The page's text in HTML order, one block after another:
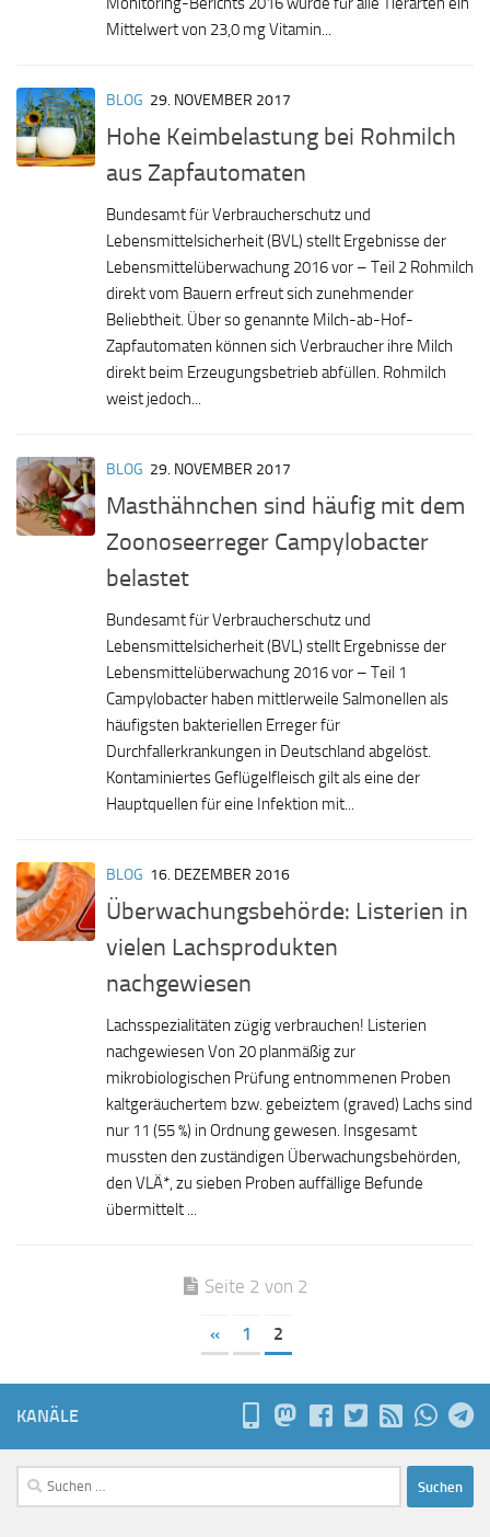
Mittelwert von 23,0 mg Vitamin...
BLOG 29. NOVEMBER 2017
Hohe Keimbelastung bei Rohmilch
aus Zapfautomaten
Bundesamt für Verbraucherschutz und
Lebensmittelsicherheit (BVL) stellt Ergebnisse der
Lebensmittelüberwachung 2016 vor – Teil 2 Rohmilch
direkt vom Bauern erfreut sich zunehmender
Beliebtheit. Über so genannte Milch-ab-Hof-
Zapfautomaten können sich Verbraucher ihre Milch
direkt beim Erzeugungsbetrieb abfüllen. Rohmilch
weist jedoch...
BLOG 29. NOVEMBER 2017
Masthähnchen sind häufig mit dem
Zoonoseerreger Campylobacter
belastet
Bundesamt für Verbraucherschutz und
Lebensmittelsicherheit (BVL) stellt Ergebnisse der
Lebensmittelüberwachung 2016 vor – Teil 1
Campylobacter haben mittlerweile Salmonellen als
häufigsten bakteriellen Erreger für
Durchfallerkrankungen in Deutschland abgelöst.
Kontaminiertes Geflügelfleisch gilt als eine der
Hauptquellen für eine Infektion mit...
BLOG 16. DEZEMBER 2016
Überwachungsbehörde: Listerien in
vielen Lachsprodukten
nachgewiesen
Lachsspezialitäten zügig verbrauchen! Listerien
nachgewiesen Von 20 planmäßig zur
mikrobiologischen Prüfung entnommenen Proben
kaltgeräuchertem bzw. gebeiztem (graved) Lachs sind
nur 11 (55 %) in Ordnung gewesen. Insgesamt
mussten den zuständigen Überwachungsbehörden,
den VLÄ*, zu sieben Proben auffällige Befunde
übermittelt ...
Seite 2 von 2
« 1 2
KANÄLE
Suchen
nach: